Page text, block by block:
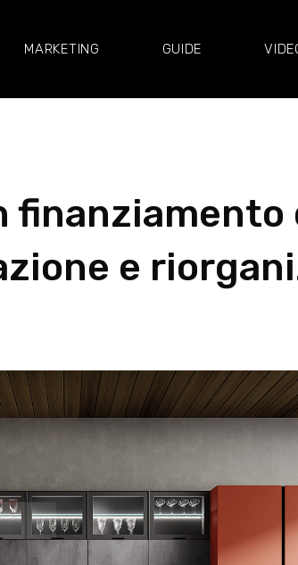
MARKETING GUIDE
e